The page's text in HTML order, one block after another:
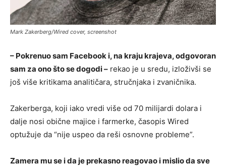
Mark Zakerberg/Wired cover, screenshot
– Pokrenuo sam Facebook i, na kraju krajeva, odgovoran
sam za ono što se dogodi – rekao je u sredu, izloživši se
još više kritikama analitičara, stručnjaka i zvaničnika.
Zakerberga, koji iako vredi više od 70 milijardi dolara i
dalje nosi obične majice i farmerke, časopis Wired
optužuje da “nije uspeo da reši osnovne probleme”.
Zamera mu se i da je prekasno reagovao i mislio da sve